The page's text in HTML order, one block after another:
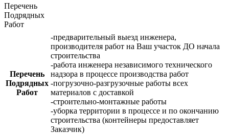
Перечень
Подрядных
Работ
Перечень
Подрядных
Работ
-предварительный выезд инженера,
производителя работ на Ваш участок ДО начала
строительства
-работа инженера независимого технического
надзора в процессе производства работ
-погрузочно-разгрузочные работы всех
материалов с доставкой
-строительно-монтажные работы
-уборка территории в процессе и по окончанию
строительства (контейнеры предоставляет
Заказчик)